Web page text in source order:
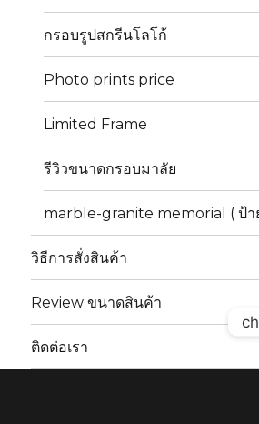
กรอบรูปสกรีนโลโก้
Photo prints price
Limited Frame
รีวิวขนาดกรอบมาลัย
marble-granite memorial ( ป้า
วิธีการสั่งสินค้า
Review ขนาดสินค้า
ติดต่อเรา